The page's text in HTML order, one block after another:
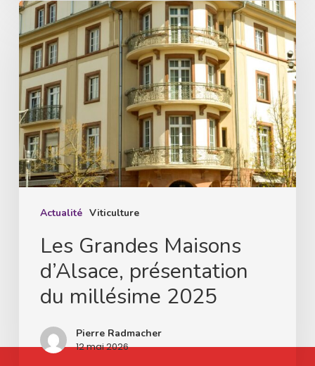
Actualité Viticulture
Les
Grandes
Maisons
d’Alsace,
présentation
du
millésime
2025
Les Grandes Maisons
d’Alsace, présentation
du millésime 2025
Pierre Radmacher
12 mai 2026